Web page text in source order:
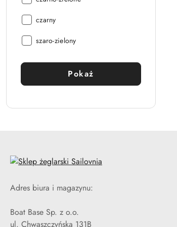
Kolor:
czarny
Kolor:
szaro-zielony
Pokaż
Adres biura i magazynu:
Boat Base Sp. z o.o.
ul. Chwaszczyńska 131B